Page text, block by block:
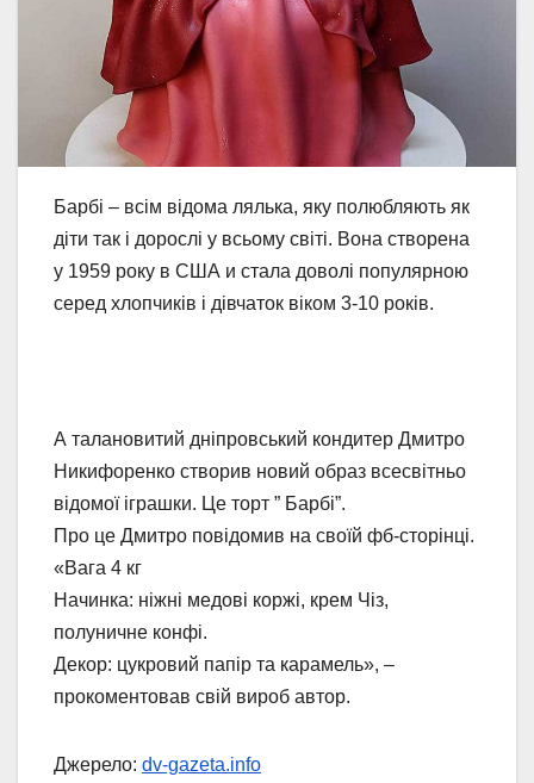
Барбі – всім відома лялька, яку полюбляють як
діти так і дорослі у всьому світі. Вона створена
у 1959 року в США и стала доволі популярною
серед хлопчиків і дівчаток віком 3-10 років.
А талановитий дніпровський кондитер Дмитро
Никифоренко створив новий образ всесвітньо
відомої іграшки. Це торт ” Барбі”.
Про це Дмитро повідомив на своїй фб-сторінці.
«Вага 4 кг
Начинка: ніжні медові коржі, крем Чіз,
полуничне конфі.
Декор: цукровий папір та карамель», –
прокоментовав свій вироб автор.
Джерело: dv-gazeta.info